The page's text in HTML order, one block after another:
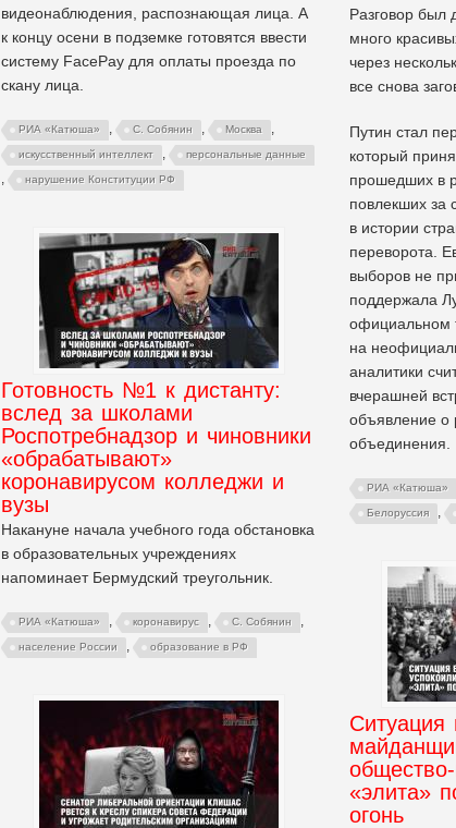
Разговор был
много
через
все снова
Путин стал
который
прошедших в
повлекших за
в истории
переворота.
выборов не
поддержала
официальном
на
аналитики
вчерашней
объявление о
объединения.
РИА «Катюша»
Белоруссия ,
видеонаблюдения, распознающая лица. А
к концу осени в подземке готовятся ввести
систему FacePay для оплаты проезда по
скану лица.
РИА «Катюша» , С. Собянин , Москва ,
искусственный интеллект , персональные данные
, нарушение Конституции РФ
Готовность №1 к дистанту:
вслед за школами
Роспотребнадзор и чиновники
«обрабатывают»
коронавирусом колледжи и
вузы
Накануне начала учебного года обстановка
в образовательных учреждениях
напоминает Бермудский треугольник.
РИА «Катюша» , коронавирус , С. Собянин ,
население России , образование в РФ
Ситуация
«элита»
огонь